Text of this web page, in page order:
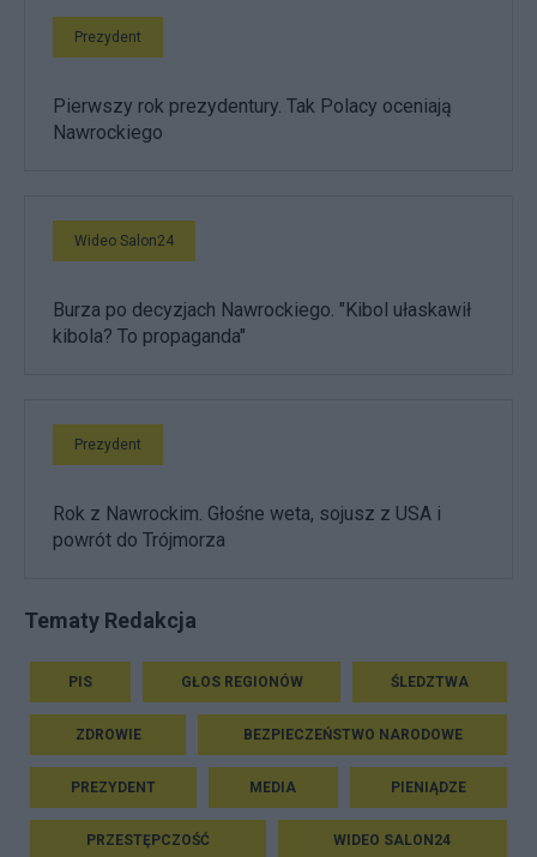
Prezydent
Pierwszy rok prezydentury. Tak Polacy oceniają
Nawrockiego
Wideo Salon24
Burza po decyzjach Nawrockiego. "Kibol ułaskawił
kibola? To propaganda"
Prezydent
Rok z Nawrockim. Głośne weta, sojusz z USA i
powrót do Trójmorza
Tematy Redakcja
PIS GŁOS REGIONÓW ŚLEDZTWA
ZDROWIE BEZPIECZEŃSTWO NARODOWE
PREZYDENT MEDIA PIENIĄDZE
PRZESTĘPCZOŚĆ WIDEO SALON24